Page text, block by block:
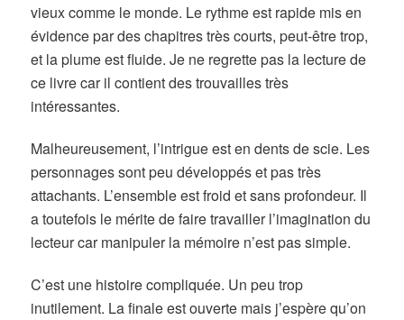
vieux comme le monde. Le rythme est rapide mis en
évidence par des chapitres très courts, peut-être trop,
et la plume est fluide. Je ne regrette pas la lecture de
ce livre car il contient des trouvailles très
intéressantes.
Malheureusement, l’intrigue est en dents de scie. Les
personnages sont peu développés et pas très
attachants. L’ensemble est froid et sans profondeur. Il
a toutefois le mérite de faire travailler l’imagination du
lecteur car manipuler la mémoire n’est pas simple.
C’est une histoire compliquée. Un peu trop
inutilement. La finale est ouverte mais j’espère qu’on